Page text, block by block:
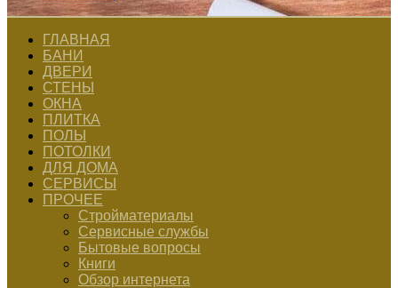
ГЛАВНАЯ
БАНИ
ДВЕРИ
СТЕНЫ
ОКНА
ПЛИТКА
ПОЛЫ
ПОТОЛКИ
ДЛЯ ДОМА
СЕРВИСЫ
ПРОЧЕЕ
Стройматериалы
Сервисные службы
Бытовые вопросы
Книги
Обзор интернета